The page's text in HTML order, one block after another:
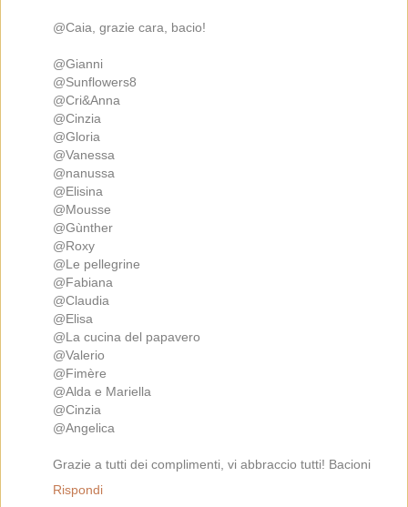
@Caia, grazie cara, bacio!
@Gianni
@Sunflowers8
@Cri&Anna
@Cinzia
@Gloria
@Vanessa
@nanussa
@Elisina
@Mousse
@Gùnther
@Roxy
@Le pellegrine
@Fabiana
@Claudia
@Elisa
@La cucina del papavero
@Valerio
@Fimère
@Alda e Mariella
@Cinzia
@Angelica
Grazie a tutti dei complimenti, vi abbraccio tutti! Bacioni
Rispondi